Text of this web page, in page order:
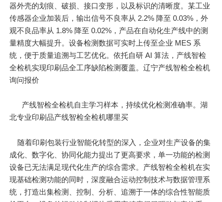
器外壳的划痕、破损、接口变形，以及标识的清晰度。某工业
传感器企业加装后，输出信号不良率从 2.2% 降至 0.03%，外
观不良品率从 1.8% 降至 0.02%，产品在自动化生产线中的测
量精度大幅提升。设备检测数据可实时上传至企业 MES 系
统，便于质量追溯与工艺优化。依托自研 AI 算法，产线智检
全检机实现印刷品全工序缺陷检测覆盖。辽宁产线智检全检机
询问报价
产线智检全检机自主学习样本，持续优化检测准确率。湖
北专业印刷品产线智检全检机哪里买
随着印刷包装行业智能化转型的深入，企业对生产设备的集
成化、数字化、协同化能力提出了更高要求，单一功能的检测
设备已无法满足现代化生产的综合需求。产线智检全检机在实
现基础检测功能的同时，深度融合运动控制技术与数据管理系
统，打造出集检测、控制、分析、追溯于一体的综合性智能质